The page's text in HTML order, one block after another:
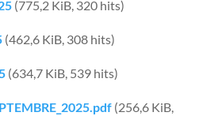
(775,2 KiB, 320 hits)
(462,6 KiB, 308 hits)
(634,7 KiB, 539 hits)
(256,6 KiB,